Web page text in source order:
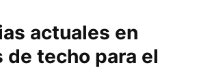
actuales en
de techo para el